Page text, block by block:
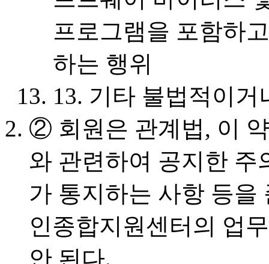
프로그램을 포함하
하는 행위
13. 기타 불법적이거
② 회원은 관계법, 이
와 관련하여 공지한
가 통지하는 사항 등을
인종합지원센터의 업
안 된다.